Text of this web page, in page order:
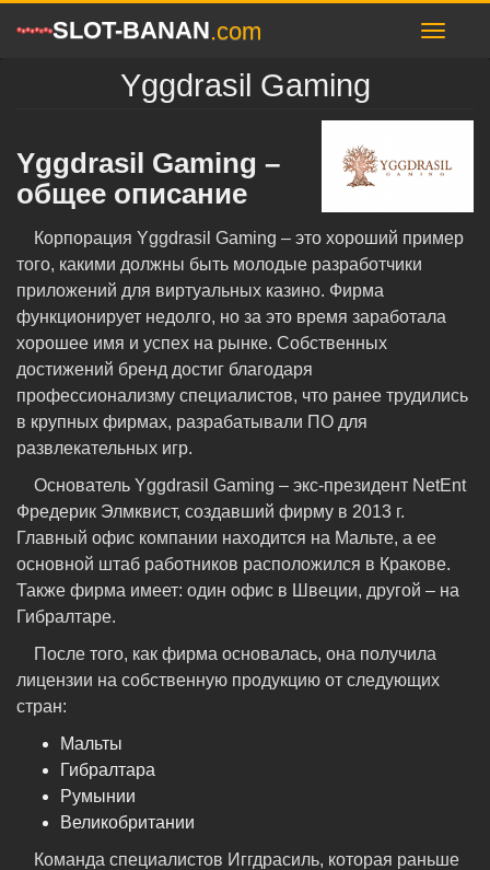
SLOT-BANAN.com
Yggdrasil Gaming
Yggdrasil Gaming –
общее описание
Корпорация Yggdrasil Gaming – это хороший пример
того, какими должны быть молодые разработчики
приложений для виртуальных казино. Фирма
функционирует недолго, но за это время заработала
хорошее имя и успех на рынке. Собственных
достижений бренд достиг благодаря
профессионализму специалистов, что ранее трудились
в крупных фирмах, разрабатывали ПО для
развлекательных игр.
Основатель Yggdrasil Gaming – экс-президент NetEnt
Фредерик Элмквист, создавший фирму в 2013 г.
Главный офис компании находится на Мальте, а ее
основной штаб работников расположился в Кракове.
Также фирма имеет: один офис в Швеции, другой – на
Гибралтаре.
После того, как фирма основалась, она получила
лицензии на собственную продукцию от следующих
стран:
Мальты
Гибралтара
Румынии
Великобритании
Команда специалистов Иггдрасиль, которая раньше